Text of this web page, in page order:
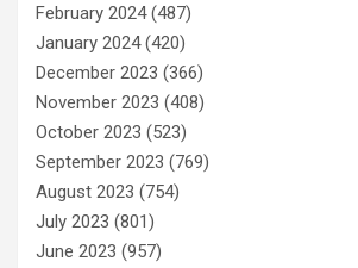
February 2024(487)
January 2024(420)
December 2023 (366)
November 2023 (408)
October 2023 (523)
September 2023 (769)
August 2023 (754)
July 2023 (801)
June 2023 (957)